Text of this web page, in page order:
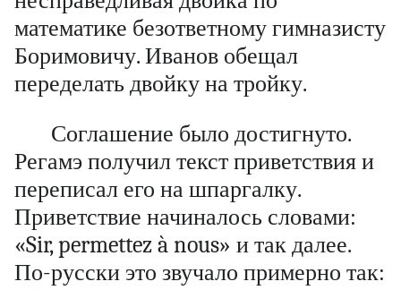
математике безответному гимназисту
Боримовичу. Иванов обещал
переделать двойку на тройку.
Соглашение было достигнуто.
Регамэ получил текст приветствия и
переписал его на шпаргалку.
Приветствие начиналось словами:
«Sir, permettez à nous» и так далее.
По-русски это звучало примерно так: